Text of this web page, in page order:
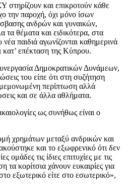
στηρίζουν και επικροτούν κάθε
την παροχή, όχι μόνο ίσων
ανδρών και γυναικών,
τα θέματα και ειδικότερα, στα
παιδιά αγωνίζονται καθημερινά
κατ’ επέκταση της Κύπρου.
Δημοκρατικών Δυνάμεων,
του είπε ότι στη συζήτηση
περίπτωση αλλά
και σε άλλα αθλήματα.
ως συνήθως είναι ο
χρημάτων μεταξύ ανδρικών και
και το εξωφρενικό ότι δεν
ομάδες τις ίδιες επιτυχίες με τις
τα κορίτσια χάνουν ευκαιρίες για
εξωτερικό είτε στο εσωτερικό»,